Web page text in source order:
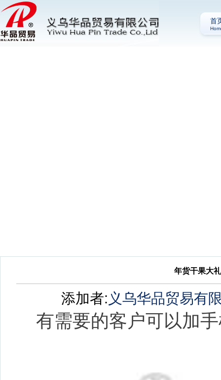
首
年货干果大
添加者: 义乌华品贸易有
有需要的客户可以加